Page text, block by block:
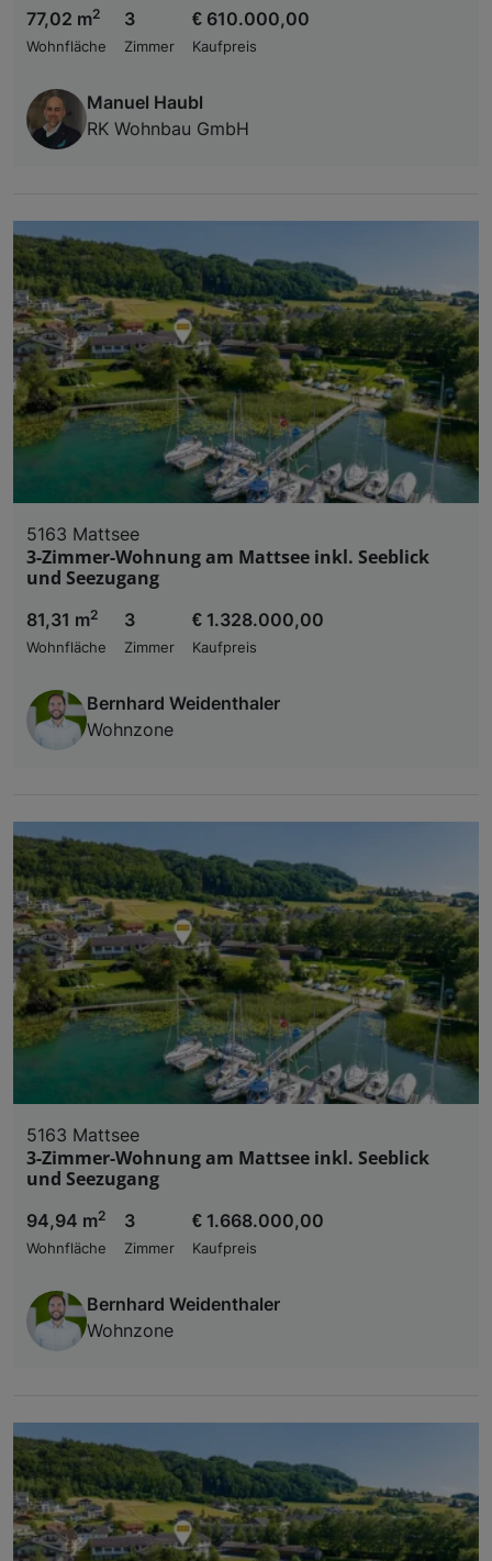
77,02 m2
Wohnfläche
3
Zimmer
€ 610.000,00
Kaufpreis
Manuel Haubl
RK Wohnbau GmbH
5163 Mattsee
3-Zimmer-Wohnung am Mattsee inkl. Seeblick
und Seezugang
81,31 m2
Wohnfläche
3
Zimmer
€ 1.328.000,00
Kaufpreis
Bernhard Weidenthaler
Wohnzone
5163 Mattsee
3-Zimmer-Wohnung am Mattsee inkl. Seeblick
und Seezugang
94,94 m2
Wohnfläche
3
Zimmer
€ 1.668.000,00
Kaufpreis
Bernhard Weidenthaler
Wohnzone